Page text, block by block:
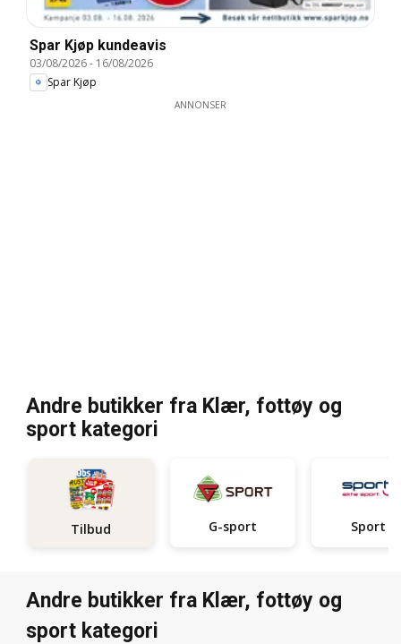
Spar Kjøp kundeavis
03/08/2026- 16/08/2026
Spar Kjøp
ANNONSER
Andre butikker fra Klær, fottøy og
sport kategori
Tilbud G-sport Sport 1
Andre butikker fra Klær, fottøy og
sport kategori